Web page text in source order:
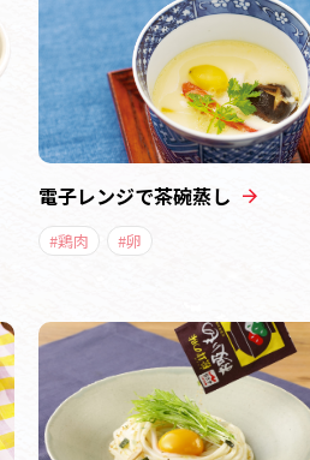
電子レンジで茶碗蒸し
#鶏肉 #卵